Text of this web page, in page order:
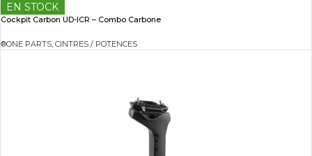
EN STOCK
Cockpit Carbon UD-ICR – Combo Carbone
®ONE PARTS, CINTRES / POTENCES